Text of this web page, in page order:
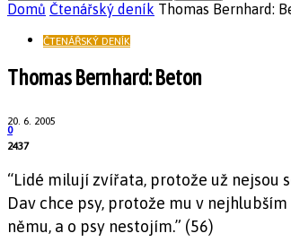
Domů Čtenářský deník Thomas Bernhard:
ČTENÁŘSKÝ DENÍK
Thomas Bernhard: Beton
20. 6. 2005
0
2437
“Lidé milují zvířata, protože už nejsou
Dav chce psy, protože mu v
němu, a o psy nestojím.” (56)